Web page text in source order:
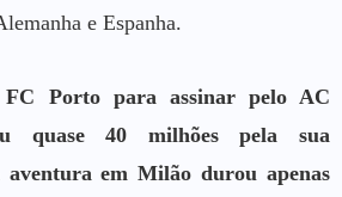
e Espanha.
Porto para assinar pelo AC
quase 40 milhões pela sua
aventura em Milão durou apenas